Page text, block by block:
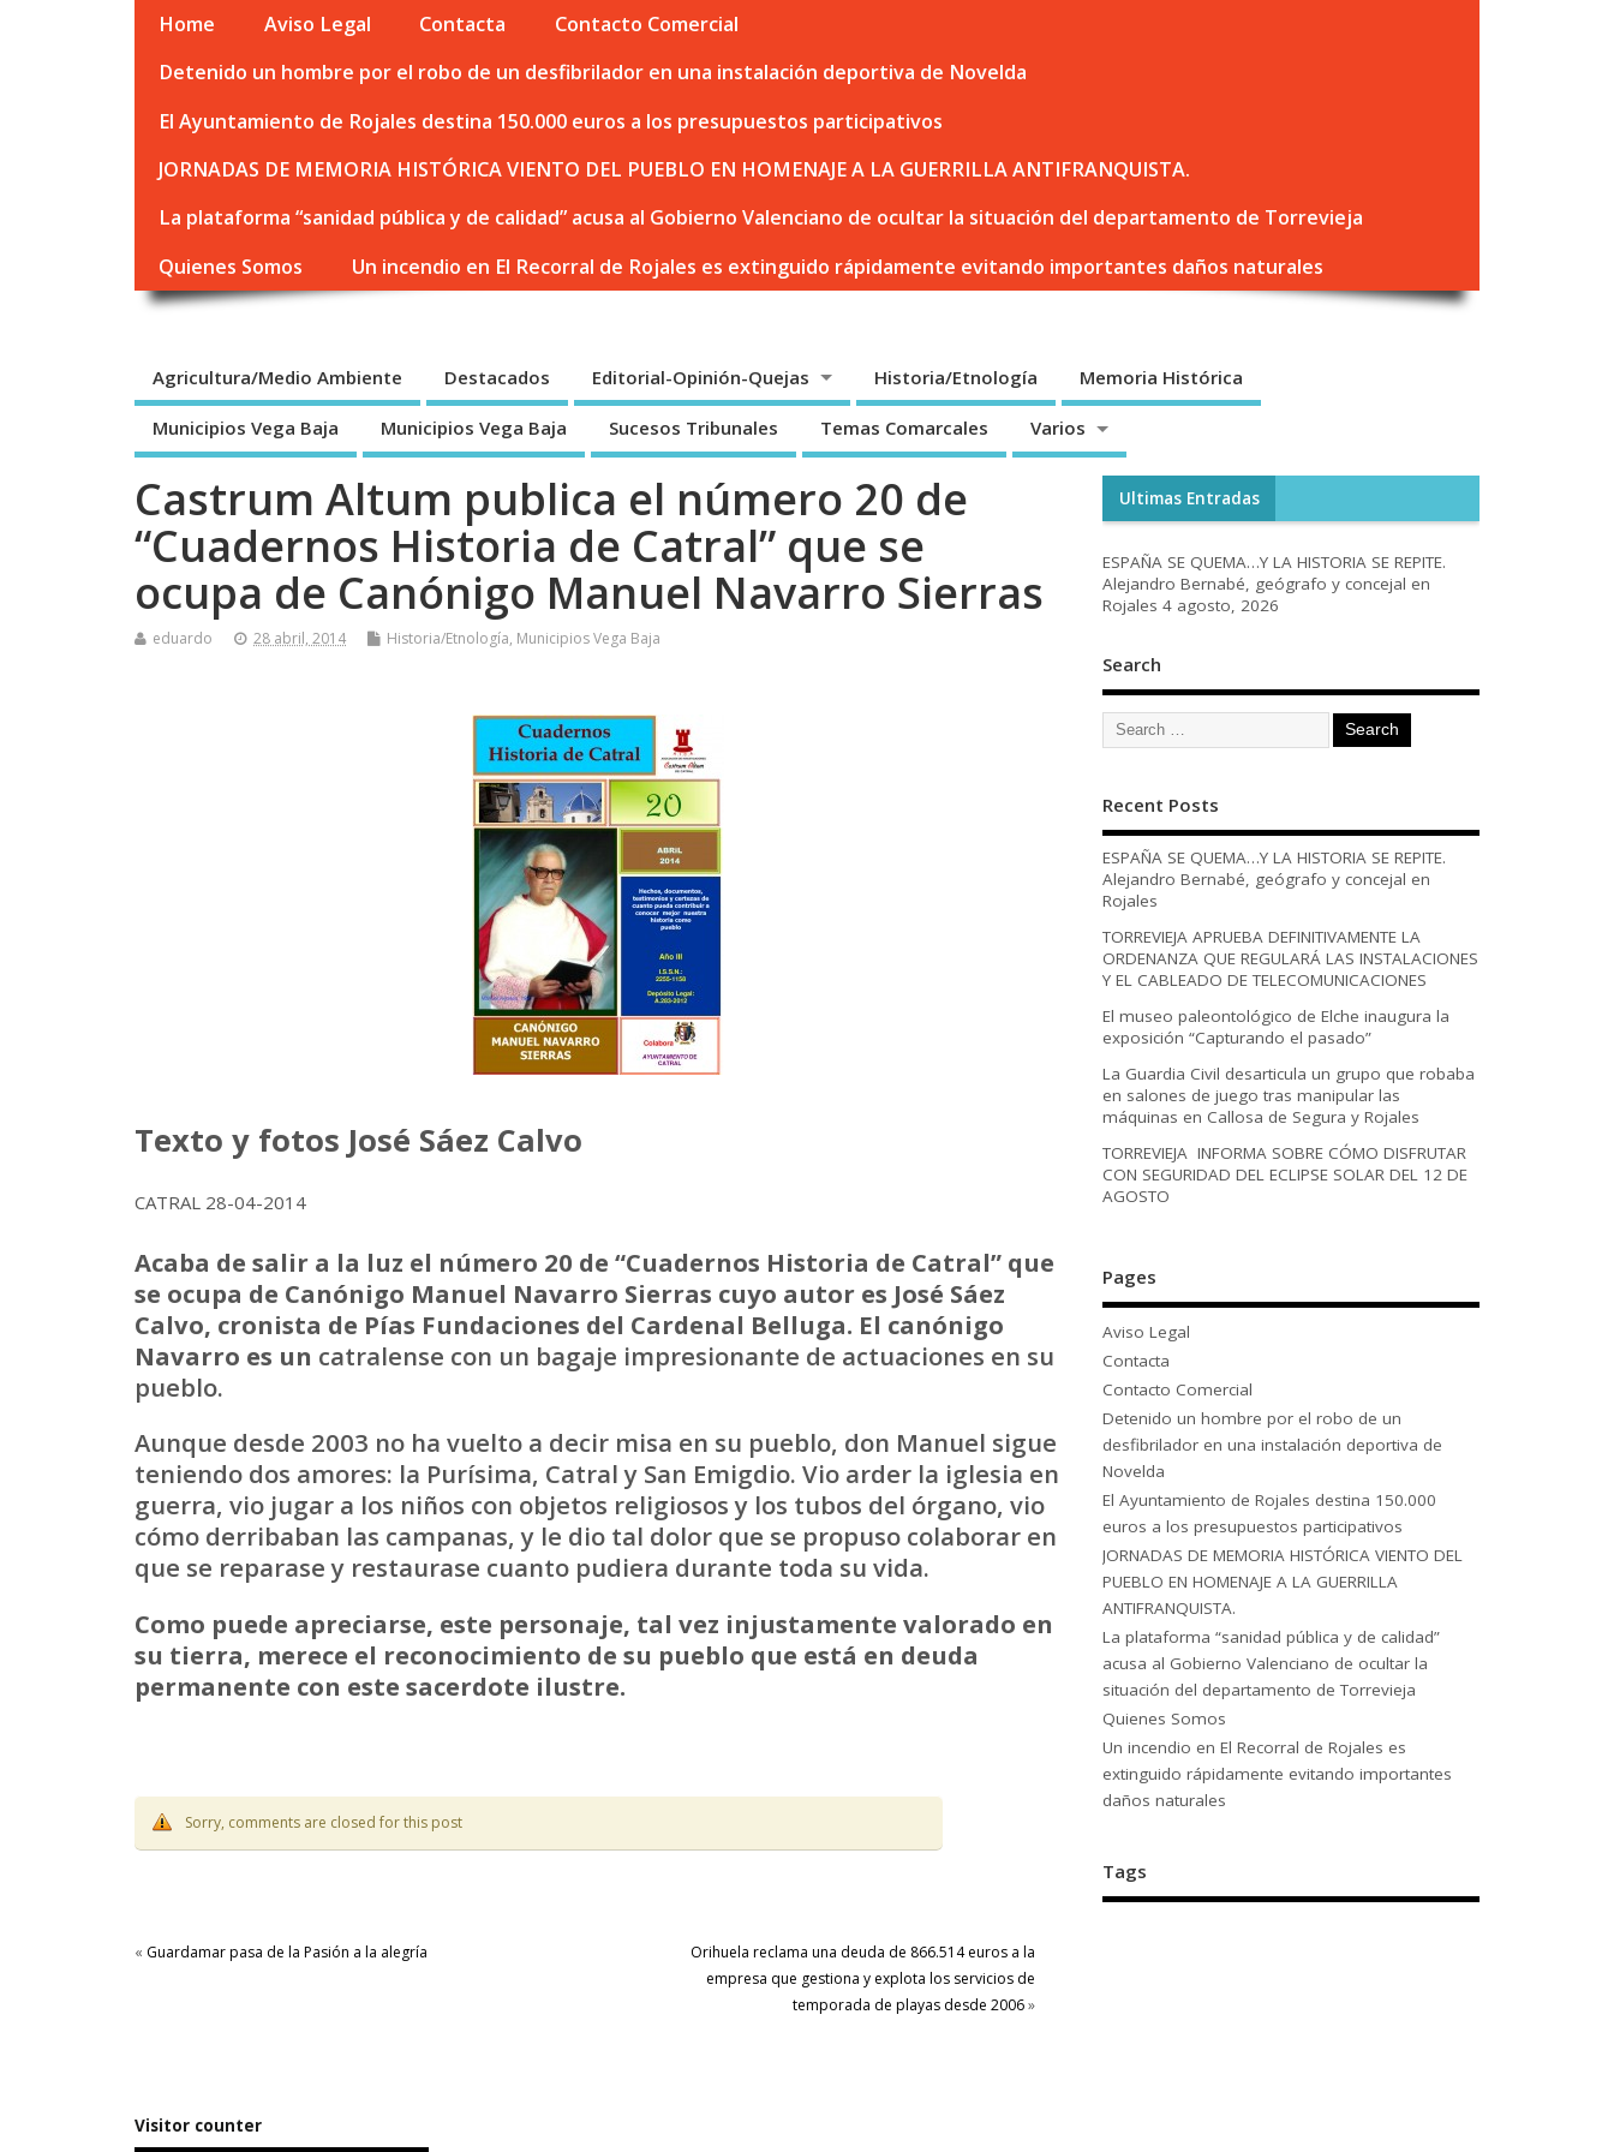
Home Aviso Legal Contacta
Contacto Comercial
Detenido un hombre por el robo de un desfibrilador en una instalación deportiva de Novelda
El Ayuntamiento de Rojales destina 150.000 euros a los presupuestos participativos
JORNADAS DE MEMORIA HISTÓRICA VIENTO DEL PUEBLO EN HOMENAJE A LA GUERRILLA ANTIFRANQUISTA.
La plataforma “sanidad pública y de calidad” acusa al Gobierno Valenciano de ocultar la situación del departamento de Torrevieja
Quienes Somos
Un incendio en El Recorral de Rojales es extinguido rápidamente evitando importantes daños naturales
Agricultura/Medio Ambiente Destacados Editorial-Opinión-Quejas Historia/Etnología Memoria Histórica
Municipios Vega Baja Municipios Vega Baja Sucesos Tribunales Temas Comarcales Varios
Castrum Altum publica el número 20 de
“Cuadernos Historia de Catral” que se
ocupa de Canónigo Manuel Navarro Sierras
eduardo 28 abril, 2014 Historia/Etnología, Municipios Vega Baja
Texto y fotos José Sáez Calvo
CATRAL 28-04-2014
Acaba de salir a la luz el número 20 de “Cuadernos Historia de Catral” que
se ocupa de Canónigo Manuel Navarro Sierras cuyo autor es José Sáez
Calvo, cronista de Pías Fundaciones del Cardenal Belluga. El canónigo
Navarro es un catralense con un bagaje impresionante de actuaciones en su
pueblo.
Aunque desde 2003 no ha vuelto a decir misa en su pueblo, don Manuel sigue
teniendo dos amores: la Purísima, Catral y San Emigdio. Vio arder la iglesia en
guerra, vio jugar a los niños con objetos religiosos y los tubos del órgano, vio
cómo derribaban las campanas, y le dio tal dolor que se propuso colaborar en
que se reparase y restaurase cuanto pudiera durante toda su vida.
Como puede apreciarse, este personaje, tal vez injustamente valorado en
su tierra, merece el reconocimiento de su pueblo que está en deuda
permanente con este sacerdote ilustre.
Sorry, comments are closed for this post
« Guardamar pasa de la Pasión a la alegría
Orihuela reclama una deuda de 866.514 euros a la
empresa que gestiona y explota los servicios de
temporada de playas desde 2006»
Ultimas Entradas
ESPAÑA SE QUEMA…Y LA HISTORIA SE REPITE.
Alejandro Bernabé, geógrafo y concejal en
Rojales 4 agosto, 2026
Search
Recent Posts
ESPAÑA SE QUEMA…Y LA HISTORIA SE REPITE.
Alejandro Bernabé, geógrafo y concejal en
Rojales
TORREVIEJA APRUEBA DEFINITIVAMENTE LA
ORDENANZA QUE REGULARÁ LAS INSTALACIONES
Y EL CABLEADO DE TELECOMUNICACIONES
El museo paleontológico de Elche inaugura la
exposición “Capturando el pasado”
La Guardia Civil desarticula un grupo que robaba
en salones de juego tras manipular las
máquinas en Callosa de Segura y Rojales
TORREVIEJA INFORMA SOBRE CÓMO DISFRUTAR
CON SEGURIDAD DEL ECLIPSE SOLAR DEL 12 DE
AGOSTO
Pages
Aviso Legal
Contacta
Contacto Comercial
Detenido un hombre por el robo de un
desfibrilador en una instalación deportiva de
Novelda
El Ayuntamiento de Rojales destina 150.000
euros a los presupuestos participativos
JORNADAS DE MEMORIA HISTÓRICA VIENTO DEL
PUEBLO EN HOMENAJE A LA GUERRILLA
ANTIFRANQUISTA.
La plataforma “sanidad pública y de calidad”
acusa al Gobierno Valenciano de ocultar la
situación del departamento de Torrevieja
Quienes Somos
Un incendio en El Recorral de Rojales es
extinguido rápidamente evitando importantes
daños naturales
Tags
Visitor counter